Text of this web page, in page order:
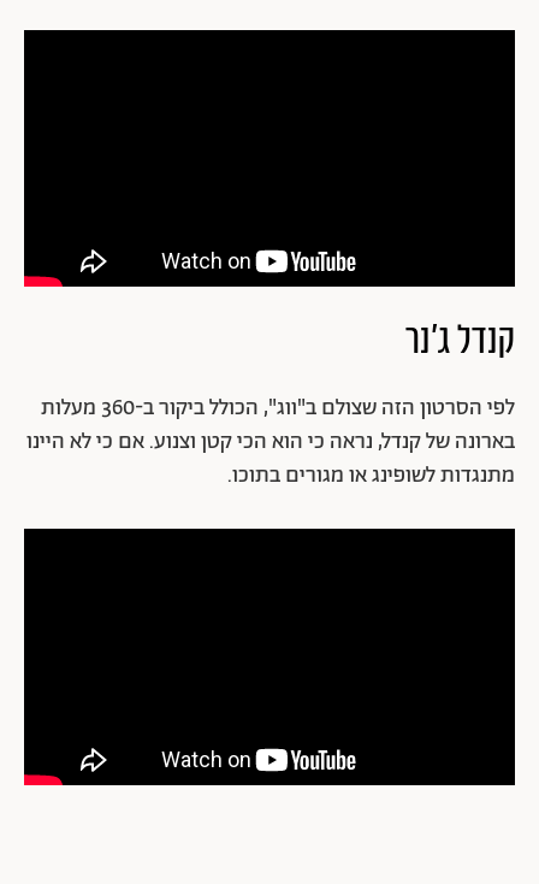
קנדל ג'נר
לפי הסרטון הזה שצולם ב"ווג", הכולל ביקור ב-360 מעלות
בארונה של קנדל, נראה כי הוא הכי קטן וצנוע. אם כי לא היינו
מתנגדות לשופינג או מגורים בתוכו.